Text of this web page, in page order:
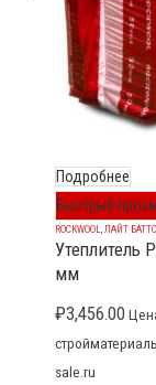
Подробнее
Быстрый
ROCKWOOL ЛАЙТ
Утеплитель
мм
₽3,456.00
sale.ru